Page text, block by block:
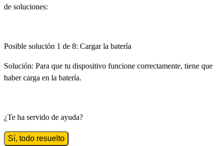
de soluciones:
Posible solución 1 de 8: Cargar la batería
Solución: Para que tu dispositivo funcione correctamente, tiene que
haber carga en la batería.
¿Te ha servido de ayuda?
Sí, todo resuelto